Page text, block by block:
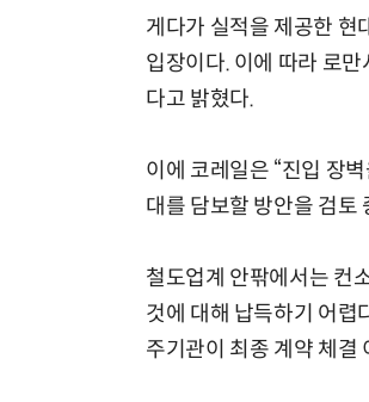
게다가 실적을 제공한 현
입장이다. 이에 따라 로
다고 밝혔다.
이에 코레일은 “진입 장
대를 담보할 방안을 검토
철도업계 안팎에서는 컨
것에 대해 납득하기 어렵
주기관이 최종 계약 체결